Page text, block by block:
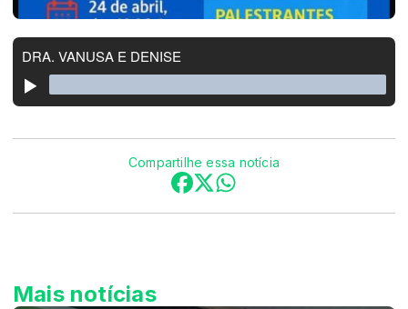
Compartilhe essa notícia
Mais notícias